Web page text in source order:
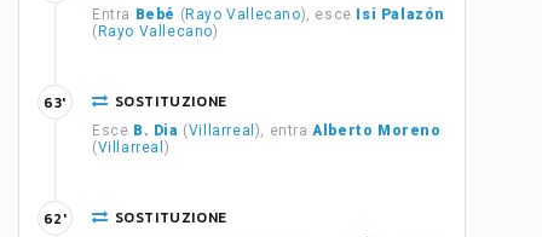
Entra Bebé ( Rayo Vallecano), esce
Isi Palazón
( Rayo Vallecano)
SOSTITUZIONE
Esce B. Dia (Villarreal ), entraAlberto Moreno
(Villarreal )
63'
SOSTITUZIONE
62'